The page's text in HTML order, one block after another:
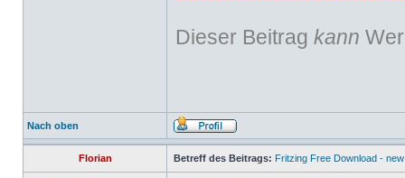
Dieser Beitrag kann
Nach oben
Florian Betreff des Beitrags: Fritzing Free Download -